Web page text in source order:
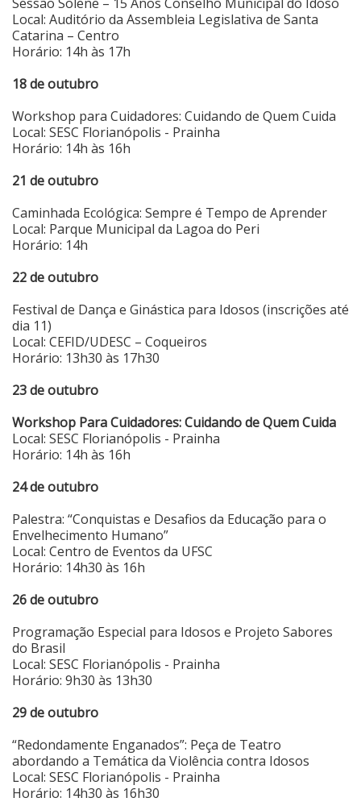
Local: Auditório da Assembleia Legislativa de Santa
Catarina – Centro
Horário: 14h às 17h
18 de outubro
Workshop para Cuidadores: Cuidando de Quem Cuida
Local: SESC Florianópolis - Prainha
Horário: 14h às 16h
21 de outubro
Caminhada Ecológica: Sempre é Tempo de Aprender
Local: Parque Municipal da Lagoa do Peri
Horário: 14h
22 de outubro
Festival de Dança e Ginástica para Idosos (inscrições até
dia 11)
Local: CEFID/UDESC – Coqueiros
Horário: 13h30 às 17h30
23 de outubro
Workshop Para Cuidadores: Cuidando de Quem Cuida
Local: SESC Florianópolis - Prainha
Horário: 14h às 16h
24 de outubro
Palestra: “Conquistas e Desafios da Educação para o
Envelhecimento Humano”
Local: Centro de Eventos da UFSC
Horário: 14h30 às 16h
26 de outubro
Programação Especial para Idosos e Projeto Sabores
do Brasil
Local: SESC Florianópolis - Prainha
Horário: 9h30 às 13h30
29 de outubro
“Redondamente Enganados”: Peça de Teatro
abordando a Temática da Violência contra Idosos
Local: SESC Florianópolis - Prainha
Horário: 14h30 às 16h30